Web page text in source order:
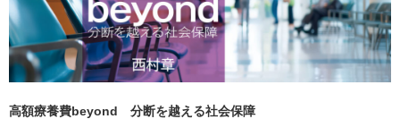
高額療養費beyond 分断を越える社会保障